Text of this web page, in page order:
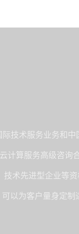
技术服务业务和中
计算服务高级咨询
术先进型企业等
以为客户量身定制